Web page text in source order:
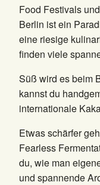
Food Festivals
Berlin ist ein
eine riesige
finden viele
Süß wird es beim
kannst du
internationale
Etwas schärfer
Fearless
du, wie man
und spannende